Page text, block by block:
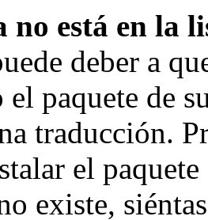
no está en la
deber a
el paquete de
traducción.
el
existe,